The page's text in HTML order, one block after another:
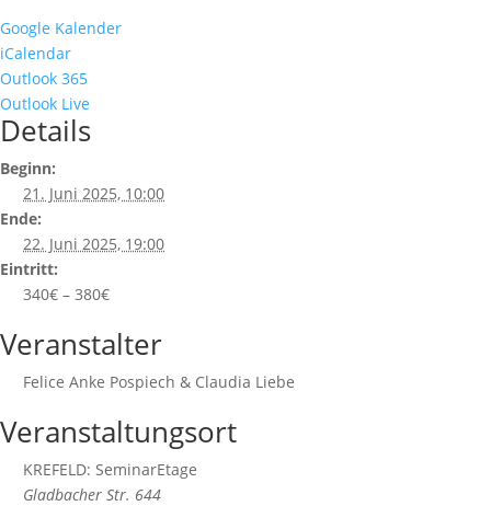
Google Kalender
iCalendar
Outlook 365
Outlook Live
Details
Beginn:
21. Juni 2025, 10:00
Ende:
22. Juni 2025, 19:00
Eintritt:
340€ – 380€
Veranstalter
Felice Anke Pospiech & Claudia Liebe
Veranstaltungsort
KREFELD: SeminarEtage
Gladbacher Str. 644